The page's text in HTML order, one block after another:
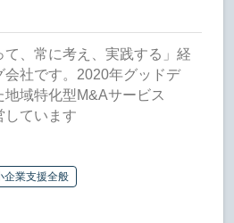
て、常に考え、実践する」経
会社です。2020年グッドデ
域特化型M&Aサービス
しています
企業支援全般